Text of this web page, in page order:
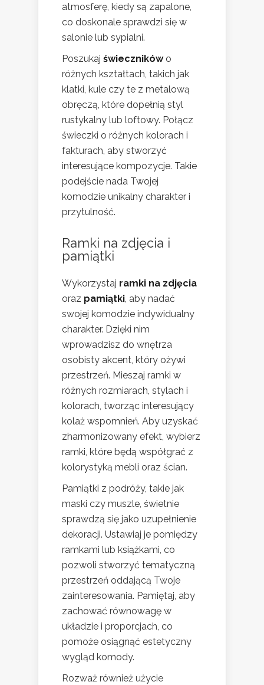
atmosferę, kiedy są zapalone,
co doskonale sprawdzi się w
salonie lub sypialni.
Poszukaj świecznikówo
różnych kształtach, takich jak
klatki, kule czy te z metalową
obręczą, które dopełnią styl
rustykalny lub loftowy. Połącz
świeczki o różnych kolorach i
fakturach, aby stworzyć
interesujące kompozycje. Takie
podejście nada Twojej
komodzie unikalny charakter i
przytulność.
Ramki na zdjęcia i
pamiątki
Wykorzystaj ramki na zdjęcia
oraz pamiątki, aby nadać
swojej komodzie indywidualny
charakter. Dzięki nim
wprowadzisz do wnętrza
osobisty akcent, który ożywi
przestrzeń. Mieszaj ramki w
różnych rozmiarach, stylach i
kolorach, tworząc interesujący
kolaż wspomnień. Aby uzyskać
zharmonizowany efekt, wybierz
ramki, które będą współgrać z
kolorystyką mebli oraz ścian.
Pamiątki z podróży, takie jak
maski czy muszle, świetnie
sprawdzą się jako uzupełnienie
dekoracji. Ustawiaj je pomiędzy
ramkami lub książkami, co
pozwoli stworzyć tematyczną
przestrzeń oddającą Twoje
zainteresowania. Pamiętaj, aby
zachować równowagę w
układzie i proporcjach, co
pomoże osiągnąć estetyczny
wygląd komody.
Rozważ również użycie